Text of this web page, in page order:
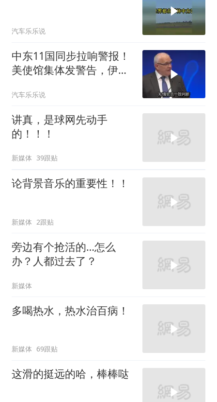
汽车乐乐说
中东11国同步拉响警报！
美使馆集体发警告，伊朗
汽车乐乐说
讲真，是球网先动手
的！！！
新媒体 39跟贴
论背景音乐的重要性！！
新媒体 2跟贴
旁边有个抢活的…怎么
办？人都过去了？
新媒体
多喝热水，热水治百病！
新媒体 69跟贴
这滑的挺远的哈，棒棒哒